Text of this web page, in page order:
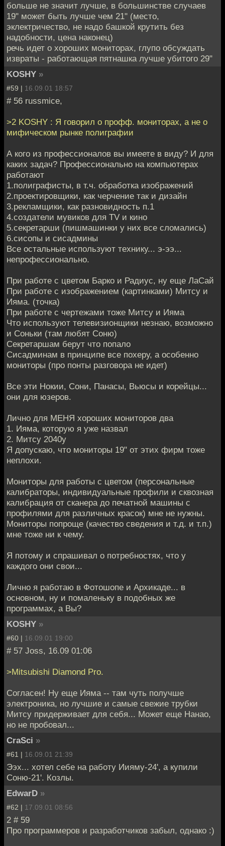
больше не значит лучше, в большинстве случаев
19" может быть лучше чем 21" (место,
эклектричество, не надо башкой крутить без
надобности, цена наконец)
речь идет о хороших мониторах, глупо обсуждать
извраты - работающая пятнашка лучше убитого 29"
KOSHY »
#59 | 16.09.01 18:57
# 56 russmice,
>2 KOSHY : Я говорил о профф. мониторах, а не о
мифическом рынке полиграфии
А кого из профессионалов вы имеете в виду? И для
каких задач? Профессионально на компьютерах
работают
1.полиграфисты, в т.ч. обработка изображений
2.проектировщики, как черчение так и дизайн
3.рекламщики, как разновидность п.1
4.создатели мувиков для TV и кино
5.секретарши (пишмашинки у них все сломались)
6.сисопы и сисадмины
Все остальные используют технику... э-ээ...
непрофессионально.
При работе с цветом Барко и Радиус, ну еще ЛаСай
При работе с изображением (картинками) Митсу и
Ияма. (точка)
При работе с чертежами тоже Митсу и Ияма
Что используют телевизионщики незнаю, возможно
и Соньки (там любят Соню)
Секретаршам берут что попало
Сисадминам в принципе все похеру, а особенно
мониторы (про понты разговора не идет)
Все эти Нокии, Сони, Панасы, Вьюсы и корейцы...
они для юзеров.
Лично для МЕНЯ хороших мониторов два
1. Ияма, которую я уже назвал
2. Митсу 2040у
Я допускаю, что мониторы 19" от этих фирм тоже
неплохи.
Мониторы для работы с цветом (персональные
калибраторы, индивидуальные профили и сквозная
калибрация от сканера до печатной машины с
профилями для различных красок) мне не нужны.
Мониторы попроще (качество сведения и т.д. и т.п.)
мне тоже ни к чему.
Я потому и спрашивал о потребностях, что у
каждого они свои...
Лично я работаю в Фотошопе и Архикаде... в
основном, ну и помаленьку в подобных же
программах, а Вы?
KOSHY »
#60 | 16.09.01 19:00
# 57 Joss, 16.09 01:06
>Mitsubishi Diamond Pro.
Согласен! Ну еще Ияма -- там чуть получше
электроника, но лучшие и самые свежие трубки
Митсу придерживает для себя... Может еще Нанао,
но не пробовал...
CraSci »
#61 | 16.09.01 21:39
Ээх... хотел себе на работу Иияму-24', а купили
Соню-21'. Козлы.
EdwarD »
#62 | 17.09.01 08:56
2 # 59
Про программеров и разработчиков забыл, однако :)